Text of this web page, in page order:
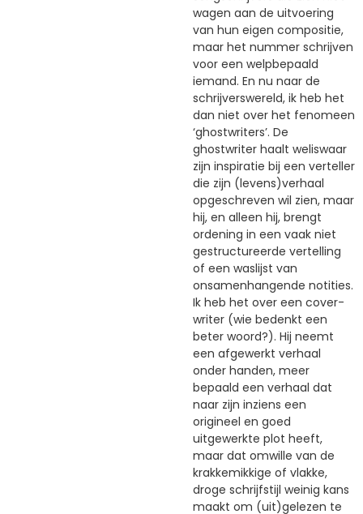
wagen aan de uitvoering
van hun eigen compositie,
maar het nummer schrijven
voor een welpbepaald
iemand. En nu naar de
schrijverswereld, ik heb het
dan niet over het fenomeen
‘ghostwriters’. De
ghostwriter haalt weliswaar
zijn inspiratie bij een verteller
die zijn (levens)verhaal
opgeschreven wil zien, maar
hij, en alleen hij, brengt
ordening in een vaak niet
gestructureerde vertelling
of een waslijst van
onsamenhangende notities.
Ik heb het over een cover-
writer (wie bedenkt een
beter woord?). Hij neemt
een afgewerkt verhaal
onder handen, meer
bepaald een verhaal dat
naar zijn inziens een
origineel en goed
uitgewerkte plot heeft,
maar dat omwille van de
krakkemikkige of vlakke,
droge schrijfstijl weinig kans
maakt om (uit)gelezen te